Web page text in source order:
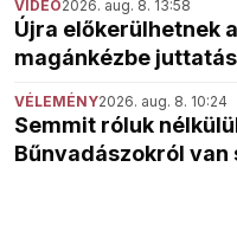
VIDEÓ2026. aug. 8. 13:58
Újra előkerülhetnek
magánkézbe
VÉLEMÉNY2026. aug. 8. 10:24
Semmit róluk
Bűnvadászokról van